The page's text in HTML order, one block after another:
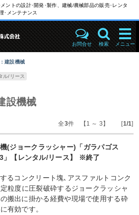
ントの設計･開発･製作、建械/農械部品の販売･レンタ
･メンテナンス
お問合せ 検索 メニュー
建設機械
ル/リース
設機械
全3件 【1 ～ 3】 [1/1]
(ジョークラッシャー)「ガラパゴス
」【レンタル/リース】 ※終了
るコンクリート塊､アスファルトコンク
粒度に圧裂破砕するジョークラッシャ
搬出に掛かる経費や現場で使用する砕
有効です。